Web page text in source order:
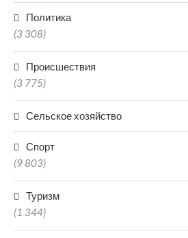
Политика
(3 308)
Происшествия
(3 775)
Сельское хозяйство
Спорт
(9 803)
Туризм
(1 344)